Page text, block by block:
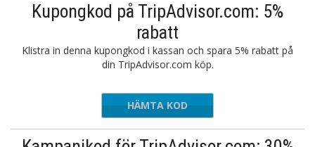
Kupongkod på TripAdvisor.com: 5%
rabatt
Klistra in denna kupongkod i kassan och spara 5% rabatt på
din TripAdvisor.com köp.
THRIFT5
HÄMTA KOD